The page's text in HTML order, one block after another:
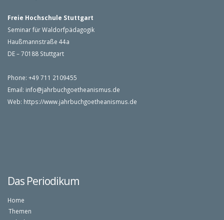
Freie Hochschule Stuttgart
Seminar für Waldorfpädagogik
Haußmannstraße 44a
DE – 70188 Stuttgart
Phone: +49 711 2109455
Email: info@jahrbuchgoetheanismus.de
Web: https://www.jahrbuchgoetheanismus.de
Das Periodikum
Home
Themen